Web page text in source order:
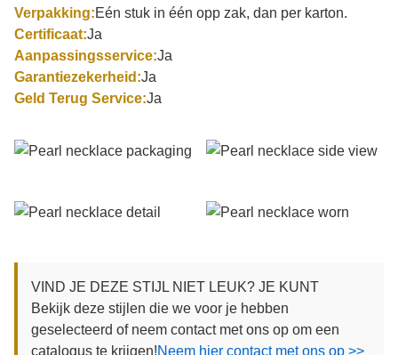
Verpakking:Eén stuk in één opp zak, dan per karton.
Certificaat:Ja
Aanpassingsservice:Ja
Garantiezekerheid:Ja
Geld Terug Service:Ja
VIND JE DEZE STIJL NIET LEUK? JE KUNT
Bekijk deze stijlen die we voor je hebben
geselecteerd of neem contact met ons op om een
catalogus te krijgen!Neem hier contact met ons op >>